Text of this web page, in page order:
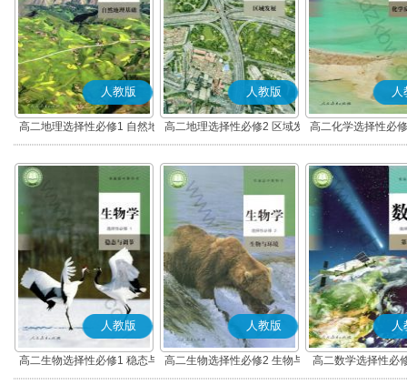
人教版
高二地理选择性必修1 自然地
理基础
人教版
高二地理选择性必修2 区域发
展
人
高二化学选择性必
应原理
人教版
高二生物选择性必修1 稳态与
调节
人教版
高二生物选择性必修2 生物与
环境
人
高二数学选择性必
(A版)